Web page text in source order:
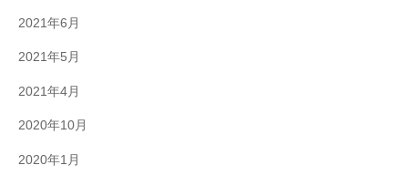
2021年6月
2021年5月
2021年4月
2020年10月
2020年1月